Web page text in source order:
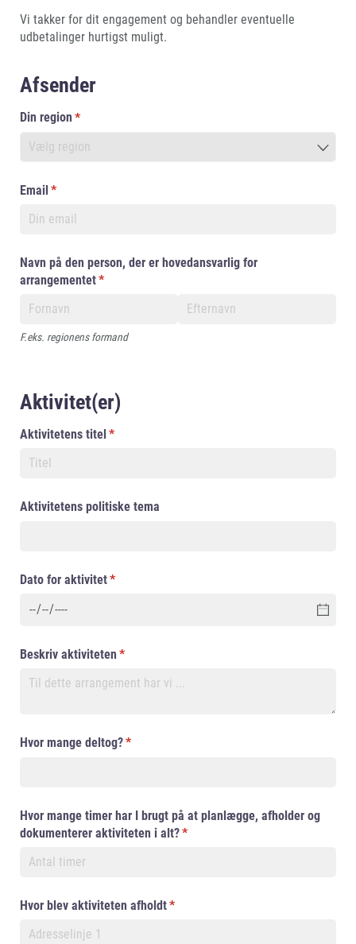
Vi takker for dit engagement og behandler eventuelle
udbetalinger hurtigst muligt.
Afsender
Din region *
(påkrævet)
Email *
(påkrævet)
Navn på den person, der er hovedansvarlig for
arrangementet*
(påkrævet)
F.eks. regionens formand
Aktivitet(er)
Aktivitetens titel *
(påkrævet)
Aktivitetens politiske tema
Dato for aktivitet*
(påkrævet)
Beskriv aktiviteten *
(påkrævet)
Hvor mange deltog?*
(påkrævet)
Hvor mange timer har I brugt på at planlægge, afholder og
dokumenterer aktiviteten i alt?*
(påkrævet)
Hvor blev aktiviteten afholdt*
(påkrævet)